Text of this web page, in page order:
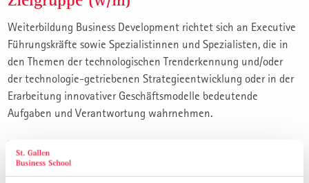
Weiterbildung Business Development richtet sich an Executive
Führungskräfte sowie Spezialistinnen und Spezialisten, die in
den Themen der technologischen Trenderkennung und/oder
der technologie-getriebenen Strategieentwicklung oder in der
Erarbeitung innovativer Geschäftsmodelle bedeutende
Aufgaben und Verantwortung wahrnehmen.
Veranstalter